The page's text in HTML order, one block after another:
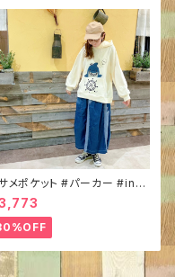
メポケット #パーカー #in_fi
343248 #プルオーバー #
モチーフ #サメ #船長 #ひょ
り #アニマルモチーフ #ほっ